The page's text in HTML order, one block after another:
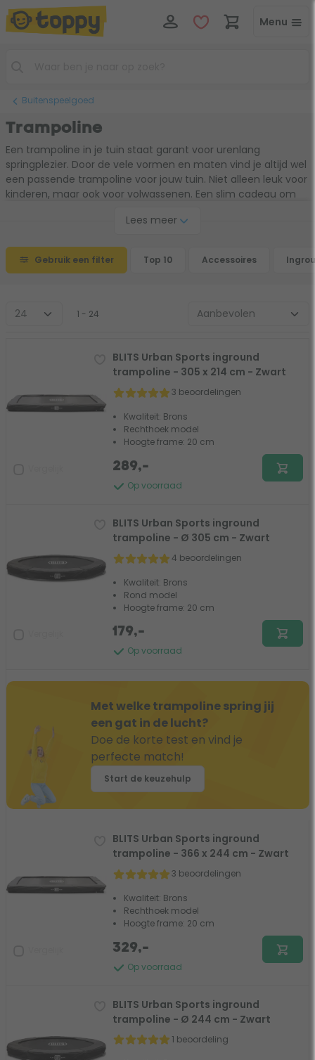
Menu
Buitenspeelgoed
Trampoline
Een trampoline in je tuin staat garant voor urenlang
springplezier. Door de vele vormen en maten vind je altijd wel
een passende trampoline voor jouw tuin. Niet alleen leuk voor
kinderen, maar ook voor volwassenen. Een slim cadeau om
mee. Daarmee springen jij en je kinderen gegarandeerd een
Lees meer
Gebruik een filter Top 10 Accessoires
1 - 24
BLITS Urban Sports inground
trampoline - 305 x 214 cm - Zwart
3 beoordelingen
Kwaliteit: Brons
Rechthoek model
Hoogte frame: 20 cm
Op voorraad
289,-
BLITS Urban Sports inground
trampoline - Ø 305 cm - Zwart
4 beoordelingen
Kwaliteit: Brons
Rond model
Hoogte frame: 20 cm
Op voorraad
179,-
BLITS Urban Sports inground
trampoline - 366 x 244 cm - Zwart
3 beoordelingen
Kwaliteit: Brons
Rechthoek model
Hoogte frame: 20 cm
Op voorraad
329,-
BLITS Urban Sports inground
trampoline - Ø 244 cm - Zwart
1 beoordeling
Met welke trampoline spring jij
een gat in de lucht?
Doe de korte test en vind je
perfecte match!
Start de keuzehulp